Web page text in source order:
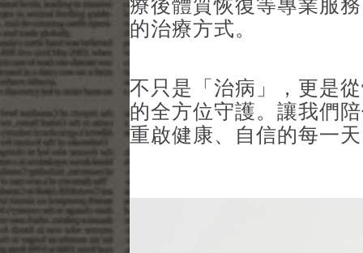
療後體質恢復等專業服
的治療方式。
不只是「治病」，更是
的全方位守護。讓我們
重啟健康、自信的每一